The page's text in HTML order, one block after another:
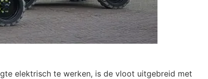
elektrisch te werken, is de vloot uitgebreid met